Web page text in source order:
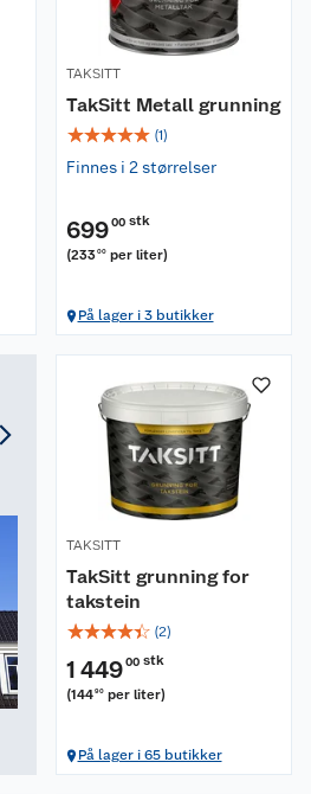
TAKSITT
TakSitt Metall grunning
☆☆☆☆☆ (1)
Finnes i 2 størrelser
69900 stk
(23300 per liter)
På lager i 3 butikker
TAKSITT
TakSitt grunning for
takstein
☆☆☆☆☆ (2)
1 44900 stk
(14490 per liter)
På lager i 65 butikker